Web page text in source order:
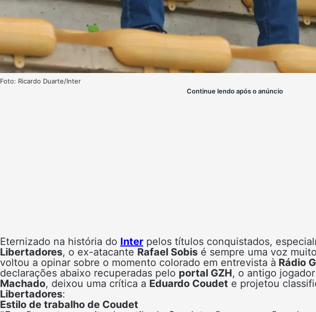
Foto: Ricardo Duarte/Inter
Continue lendo após o anúncio
Eternizado na história do Inter pelos títulos conquistados,
Libertadores, o ex-atacante Rafael Sobis é sempre uma voz
voltou a opinar sobre o momento colorado em entrevista à Rádio
declarações abaixo recuperadas pelo portal GZH, o antigo
Machado, deixou uma crítica a Eduardo Coudet e projetou
Libertadores:
Estilo de trabalho de Coudet